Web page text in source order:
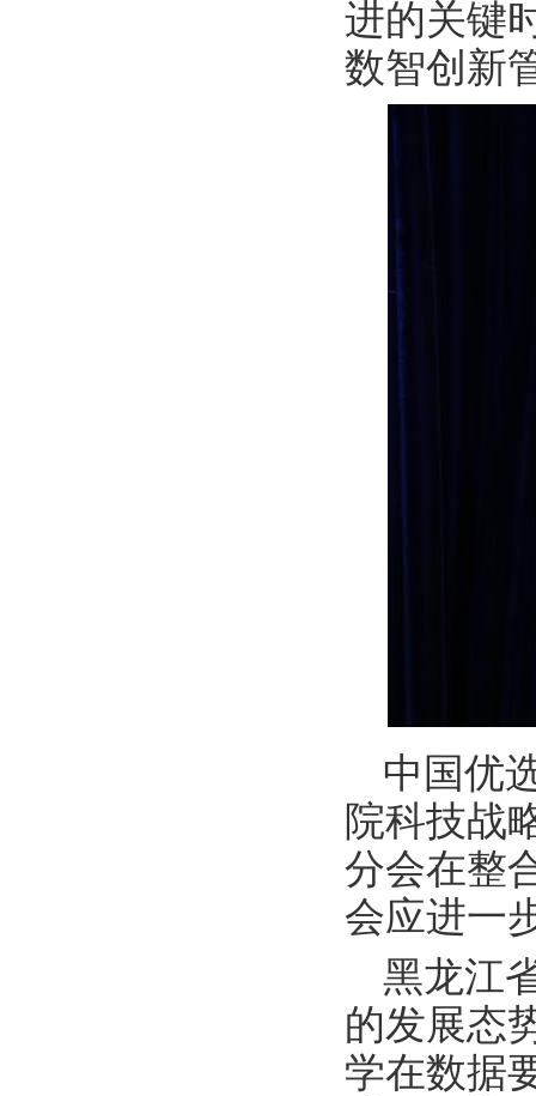
进的关键
数智创新
中国优
院科技战
分会在整
会应进一
黑龙江
的发展态
学在数据